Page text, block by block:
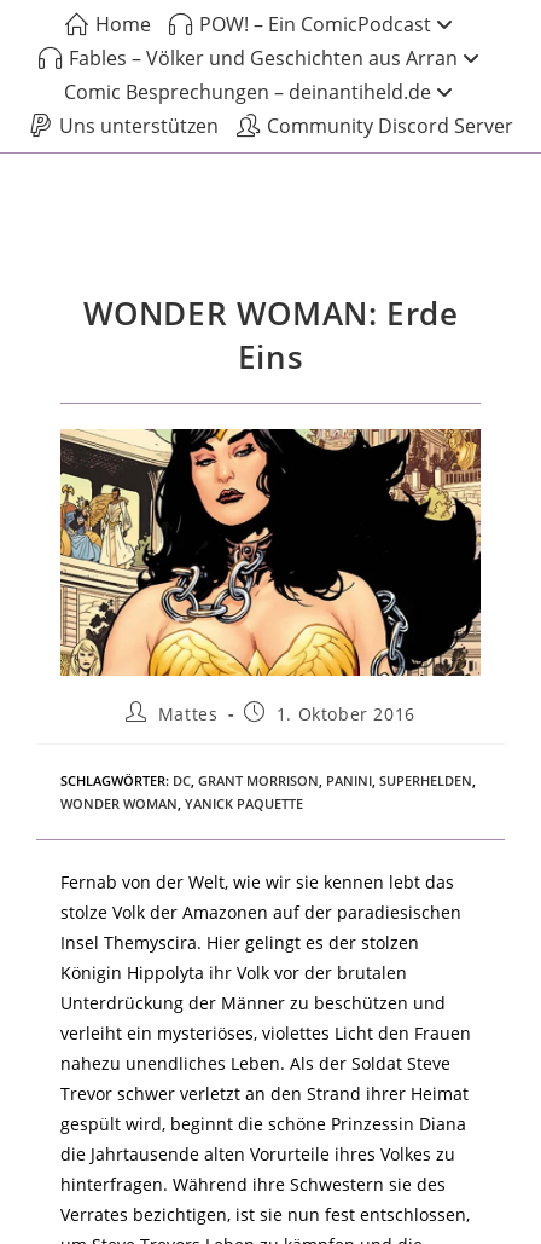
Home
POW! – Ein ComicPodcast
Fables – Völker und Geschichten aus Arran
Comic Besprechungen – deinantiheld.de
Uns unterstützen
Community Discord Server
WONDER WOMAN: Erde
Eins
Mattes 1. Oktober 2016
SCHLAGWÖRTER: DC GRANT MORRISON PANINI SUPERHELDEN
WONDER WOMAN YANICK PAQUETTE
Fernab von der Welt, wie wir sie kennen lebt das
stolze Volk der Amazonen auf der paradiesischen
Insel Themyscira. Hier gelingt es der stolzen
Königin Hippolyta ihr Volk vor der brutalen
Unterdrückung der Männer zu beschützen und
verleiht ein mysteriöses, violettes Licht den Frauen
nahezu unendliches Leben. Als der Soldat Steve
Trevor schwer verletzt an den Strand ihrer Heimat
gespült wird, beginnt die schöne Prinzessin Diana
die Jahrtausende alten Vorurteile ihres Volkes zu
hinterfragen. Während ihre Schwestern sie des
Verrates bezichtigen, ist sie nun fest entschlossen,